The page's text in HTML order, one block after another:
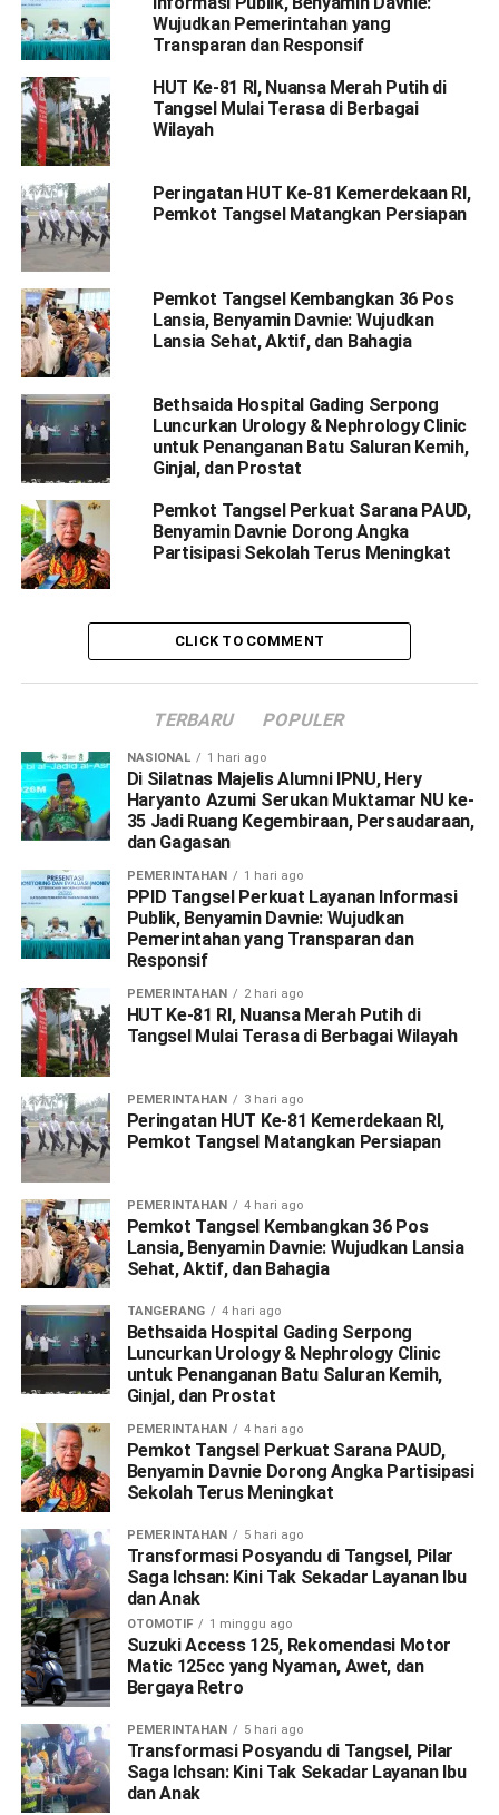
Wujudkan Pemerintahan yang
Transparan dan Responsif
HUT Ke-81 RI, Nuansa Merah Putih di
Tangsel Mulai Terasa di Berbagai
Wilayah
Peringatan HUT Ke-81 Kemerdekaan RI,
Pemkot Tangsel Matangkan Persiapan
Pemkot Tangsel Kembangkan 36 Pos
Lansia, Benyamin Davnie: Wujudkan
Lansia Sehat, Aktif, dan Bahagia
Bethsaida Hospital Gading Serpong
Luncurkan Urology & Nephrology Clinic
untuk Penanganan Batu Saluran Kemih,
Ginjal, dan Prostat
Pemkot Tangsel Perkuat Sarana PAUD,
Benyamin Davnie Dorong Angka
Partisipasi Sekolah Terus Meningkat
CLICK TO COMMENT
TERBARU POPULER
NASIONAL 1 hari ago
Di Silatnas Majelis Alumni IPNU, Hery
Haryanto Azumi Serukan Muktamar NU ke-
35 Jadi Ruang Kegembiraan, Persaudaraan,
dan Gagasan
PEMERINTAHAN 1 hari ago
PPID Tangsel Perkuat Layanan Informasi
Publik, Benyamin Davnie: Wujudkan
Pemerintahan yang Transparan dan
Responsif
PEMERINTAHAN 2 hari ago
HUT Ke-81 RI, Nuansa Merah Putih di
Tangsel Mulai Terasa di Berbagai Wilayah
PEMERINTAHAN 3 hari ago
Peringatan HUT Ke-81 Kemerdekaan RI,
Pemkot Tangsel Matangkan Persiapan
PEMERINTAHAN 4 hari ago
Pemkot Tangsel Kembangkan 36 Pos
Lansia, Benyamin Davnie: Wujudkan Lansia
Sehat, Aktif, dan Bahagia
TANGERANG 4 hari ago
Bethsaida Hospital Gading Serpong
Luncurkan Urology & Nephrology Clinic
untuk Penanganan Batu Saluran Kemih,
Ginjal, dan Prostat
PEMERINTAHAN 4 hari ago
Pemkot Tangsel Perkuat Sarana PAUD,
Benyamin Davnie Dorong Angka Partisipasi
Sekolah Terus Meningkat
PEMERINTAHAN 5 hari ago
Transformasi Posyandu di Tangsel, Pilar
Saga Ichsan: Kini Tak Sekadar Layanan Ibu
dan Anak
OTOMOTIF 1 minggu ago
Suzuki Access 125, Rekomendasi Motor
Matic 125cc yang Nyaman, Awet, dan
Bergaya Retro
PEMERINTAHAN 5 hari ago
Transformasi Posyandu di Tangsel, Pilar
Saga Ichsan: Kini Tak Sekadar Layanan Ibu
dan Anak